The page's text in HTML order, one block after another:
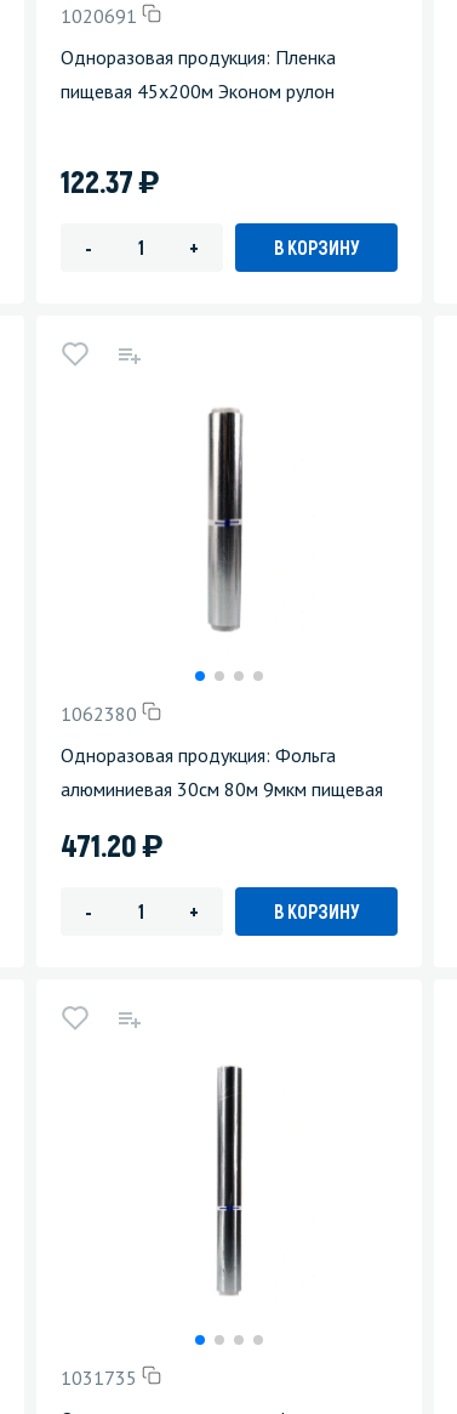
Личная гигиена
1020691
Одноразовая продукция: Пленка
пищевая 45х200м Эконом рулон
122.37)
- + В КОРЗИНУ
1062380
Одноразовая продукция: Фольга
алюминиевая 30см 80м 9мкм пищевая
471.20)
- + В КОРЗИНУ
1031735